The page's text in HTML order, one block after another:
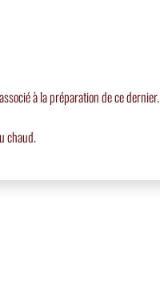
à la préparation de ce dernier.
chaud.